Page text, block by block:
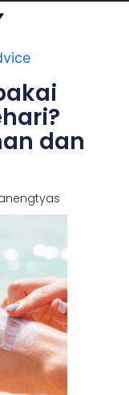
dan